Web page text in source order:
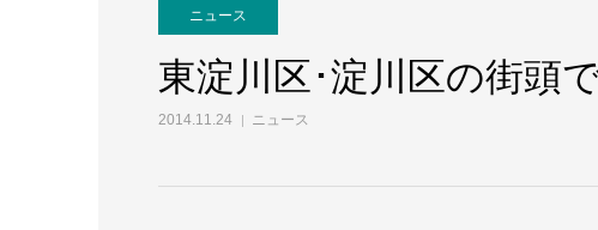
ニュース
東淀川区･淀川区の街頭
2014.11.24 ニュース